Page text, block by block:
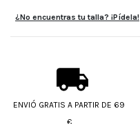
¿No encuentras tu talla? ¡Pídela!
ENVIÓ GRATIS A PARTIR DE 69
€